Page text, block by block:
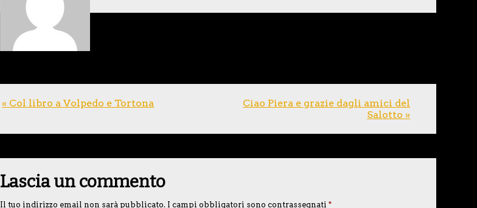
« Col libro a Volpedo e Tortona
Ciao Piera e grazie dagli amici del
Salotto »
Lascia un commento
Il tuo indirizzo email non sarà pubblicato. I campi obbligatori sono contrassegnati *